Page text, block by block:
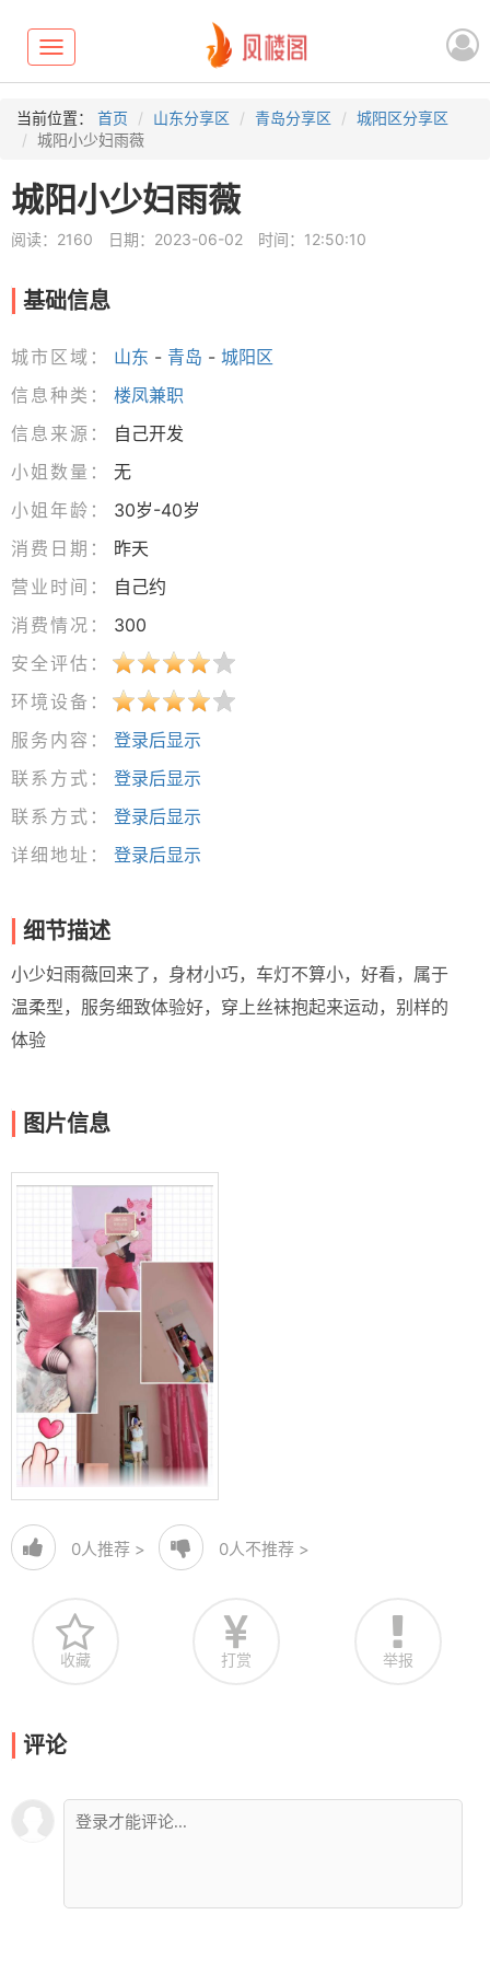
Toggle
navigation
当前位置： 首页 山东分享区 青岛分享区
城阳区分享区
城阳小少妇雨薇
城阳小少妇雨薇
阅读：2160 日期：2023-06-02 时间：12:50:10
基础信息
城市区域： 山东 - 青岛 - 城阳区
信息种类：
楼凤兼职
信息来源：
自己开发
小姐数量：
无
小姐年龄：
30岁-40岁
消费日期：
昨天
营业时间：
自己约
消费情况：
300
安全评估：
环境设备：
服务内容：
登录后显示
联系方式：
登录后显示
联系方式：
登录后显示
详细地址：
登录后显示
细节描述
小少妇雨薇回来了，身材小巧，车灯不算小，好看，属于
温柔型，服务细致体验好，穿上丝袜抱起来运动，别样的
体验
图片信息
0人推荐 > 0人不推荐 >
收藏 打赏 举报
评论